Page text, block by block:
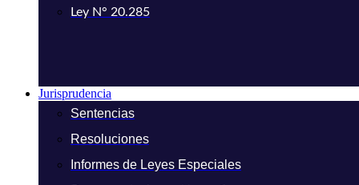
Ley N° 20.285
Jurisprudencia
Sentencias
Resoluciones
Informes de Leyes Especiales